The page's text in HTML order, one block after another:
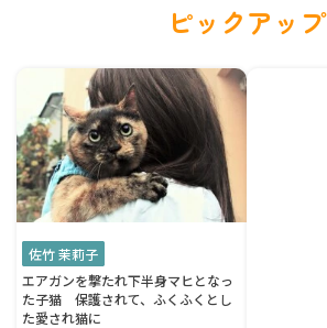
ピックアップ
佐竹 茉莉子
エアガンを撃たれ下半身マヒとなっ
た子猫 保護されて、ふくふくとし
た愛され猫に